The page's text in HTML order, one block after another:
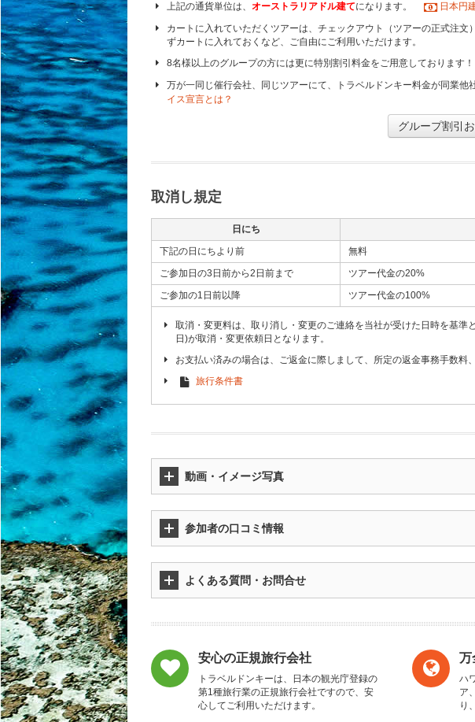
上記の通貨単位は、 オーストラリアドル建てになります。 日本円
カートに入れていただくツアーは、チェックアウト（ツアーの正式注
ずカートに入れておくなど、ご自由にご利用いただけます。
8名様以上のグループの方には更に特別割引料金をご用意しております
万が一同じ催行会社、同じツアーにて、トラベルドンキー料金が同業
イス宣言とは？
グループ割引
取消し規定
日にち
下記の日にちより前
無料
ご参加日の3日前から2日前まで
ツアー代金の20%
ご参加の1日前以降
ツアー代金の100%
取消・変更料は、取り消し・変更のご連絡を当社が受けた日時を基
日)が取消・変更依頼日となります。
お支払い済みの場合は、ご返金に際しまして、所定の返金事務手数料
旅行条件書
動画・イメージ写真
参加者の口コミ情報
よくある質問・お問合せ
安心の正規旅行会社
トラベルドンキーは、日本の観光庁登録の
第1種旅行業の正規旅行会社ですので、安
心してご利用いただけます。
万
ハ
ア
り